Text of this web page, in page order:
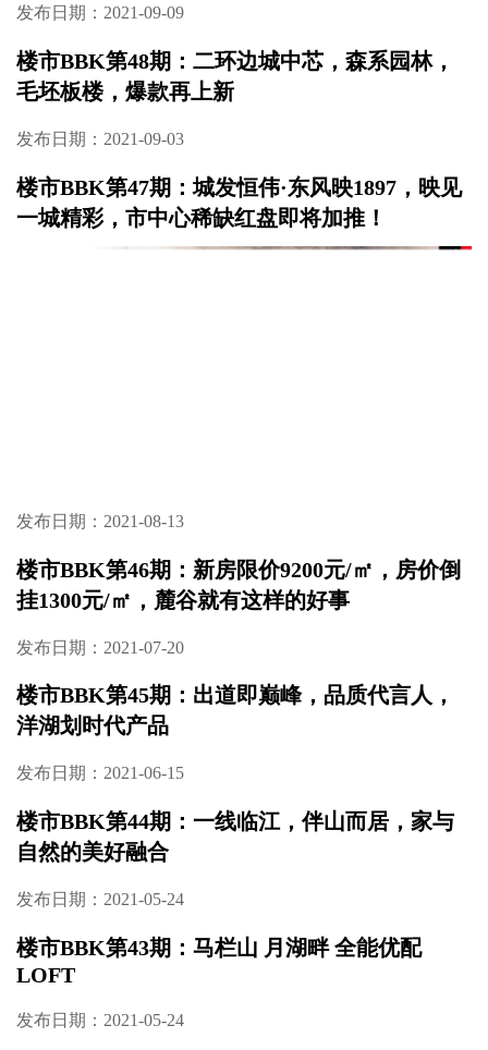
发布日期：2021-09-27
楼市BBK第50期：一线临江，7字头起纯板低密
洋房，长沙人的置业理想澳海云湘赋
发布日期：2021-09-14
楼市BBK第49期：梅溪湖西，300万级湖景院墅
加推在即
发布日期：2021-08-13
楼市BBK第46期：新房限价9200元/㎡，房价倒
挂1300元/㎡，麓谷就有这样的好事
发布日期：2021-07-20
楼市BBK第45期：出道即巅峰，品质代言人，
洋湖划时代产品
发布日期：2021-06-15